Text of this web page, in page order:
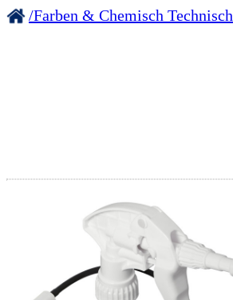
/Farben & Chemisch Technisch